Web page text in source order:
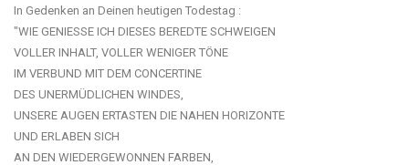
In Gedenken an Deinen heutigen Todestag :
"WIE GENIESSE ICH DIESES BEREDTE SCHWEIGEN
VOLLER INHALT, VOLLER WENIGER TÖNE
IM VERBUND MIT DEM CONCERTINE
DES UNERMÜDLICHEN WINDES,
UNSERE AUGEN ERTASTEN DIE NAHEN HORIZONTE
UND ERLABEN SICH
AN DEN WIEDERGEWONNEN FARBEN,